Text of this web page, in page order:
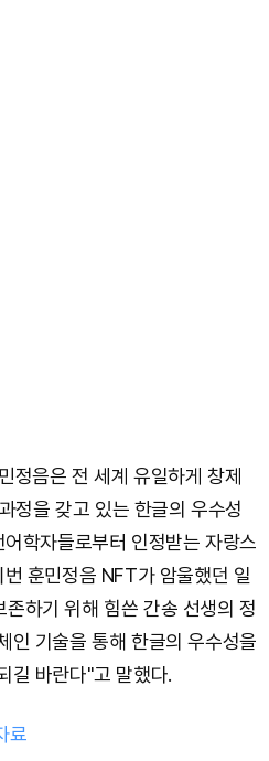
정음은 전 세계 유일하게 창제
정을 갖고 있는 한글의 우수성
학자들로부터 인정받는 자랑스
훈민정음 NFT가 암울했던 일
하기 위해 힘쓴 간송 선생의 정
인 기술을 통해 한글의 우수성을
길 바란다"고 말했다.
료